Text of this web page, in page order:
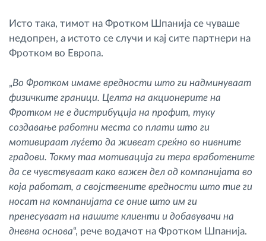
Исто така, тимот на Фротком Шпанија се чуваше
недопрен, а истото се случи и кај сите партнери на
Фротком во Европа.
„Во Фротком имаме вредности што ги надминуваат
физичките граници. Целта на акционерите на
Фротком не е дистрибуција на профит, туку
создавање работни места со плати што ги
мотивираат луѓето да живеат среќно во нивните
градови. Токму таа мотивација ги тера вработените
да се чувствуваат како важен дел од компанијата во
која работат, а својствените вредности што тие ги
носат на компанијата се оние што им ги
пренесуваат на нашите клиенти и добавувачи на
дневна основа“, рече водачот на Фротком Шпанија.